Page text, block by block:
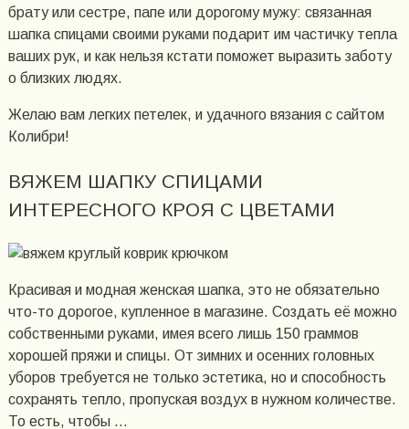
брату или сестре, папе или дорогому мужу: связанная
шапка спицами своими руками подарит им частичку тепла
ваших рук, и как нельзя кстати поможет выразить заботу
о близких людях.
Желаю вам легких петелек, и удачного вязания с сайтом
Колибри!
ВЯЖЕМ ШАПКУ СПИЦАМИ
ИНТЕРЕСНОГО КРОЯ С ЦВЕТАМИ
Красивая и модная женская шапка, это не обязательно
что-то дорогое, купленное в магазине. Создать её можно
собственными руками, имея всего лишь 150 граммов
хорошей пряжи и спицы. От зимних и осенних головных
уборов требуется не только эстетика, но и способность
сохранять тепло, пропуская воздух в нужном количестве.
То есть, чтобы …